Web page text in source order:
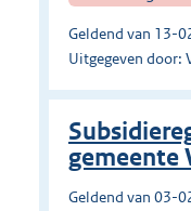
Geldend van 13-
Uitgegeven door:
gemeente
Geldend van 03-